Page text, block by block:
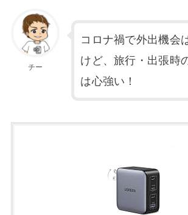
チー
コロナ禍で外出機会
けど、旅行・出張時
は心強い！